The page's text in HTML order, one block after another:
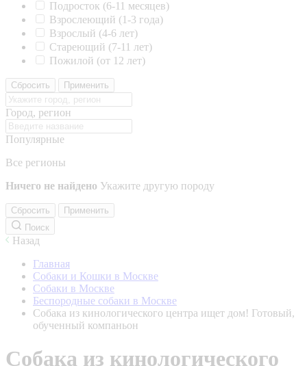
Подросток (6-11 месяцев)
Взрослеющий (1-3 года)
Взрослый (4-6 лет)
Стареющий (7-11 лет)
Пожилой (от 12 лет)
Сбросить Применить
Город, регион
Популярные
Все регионы
Ничего не найдено Укажите другую породу
Сбросить
Применить
Поиск
Назад
Главная
Собаки и Кошки в Москве
Собаки в Москве
Беспородные собаки в Москве
Собака из кинологического центра ищет дом! Готовый,
обученный компаньон
Собака из кинологического